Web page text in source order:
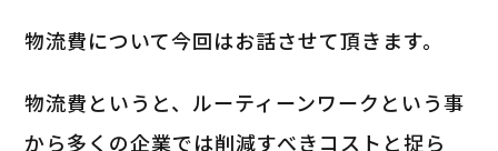
物流費について今回はお話させて頂きます。
物流費というと、ルーティーンワークという事
から多くの企業では削減すべきコストと捉ら